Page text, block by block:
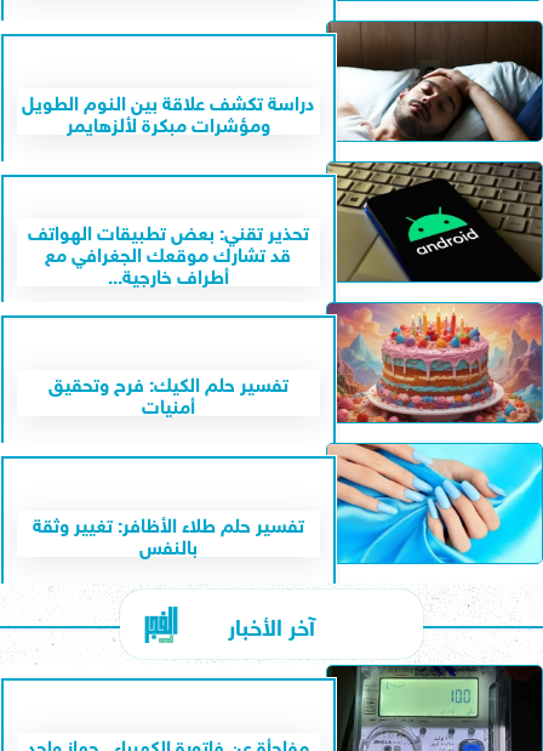
دراسة تكشف علاقة بين النوم الطويل
ومؤشرات مبكرة لألزهايمر
تحذير تقني: بعض تطبيقات الهواتف
قد تشارك موقعك الجغرافي مع
أطراف خارجية...
تفسير حلم الكيك: فرح وتحقيق
أمنيات
تفسير حلم طلاء الأظافر: تغيير وثقة
بالنفس
آخر الأخبار